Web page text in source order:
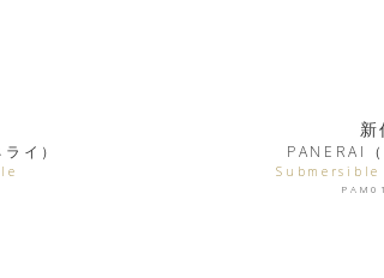
イ）
新
PANERAI（
Submersible